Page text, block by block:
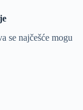
se najčešće mogu